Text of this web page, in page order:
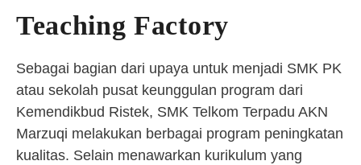
Teaching Factory
Sebagai bagian dari upaya untuk menjadi SMK PK
atau sekolah pusat keunggulan program dari
Kemendikbud Ristek, SMK Telkom Terpadu AKN
Marzuqi melakukan berbagai program peningkatan
kualitas. Selain menawarkan kurikulum yang